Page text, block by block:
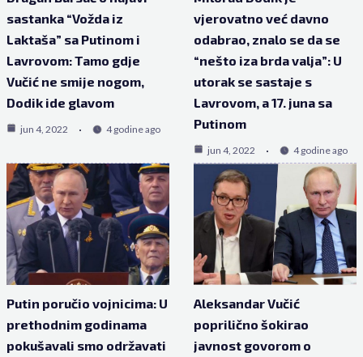
sastanka “Vožda iz
Laktaša” sa Putinom i
Lavrovom: Tamo gdje
Vučić ne smije nogom,
Dodik ide glavom
jun 4, 2022 4 godine ago
vjerovatno već davno
odabrao, znalo se da se
“nešto iza brda valja”: U
utorak se sastaje s
Lavrovom, a 17. juna sa
Putinom
jun 4, 2022 4 godine ago
Putin poručio vojnicima: U
prethodnim godinama
pokušavali smo održavati
Aleksandar Vučić
poprilično šokirao
javnost govorom o